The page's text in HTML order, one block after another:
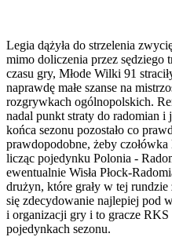
Legia dążyła do strzelenia
mimo doliczenia przez sędziego
czasu gry, Młode Wilki 91
naprawdę małe szanse na
rozgrywkach ogólnopolskich.
nadal punkt straty do radomian i
końca sezonu pozostało co
prawdopodobne, żeby
licząc pojedynku Polonia -
ewentualnie Wisła Płock-
drużyn, które grały w tej
się zdecydowanie najlepiej pod
i organizacji gry i to gracze
pojedynkach sezonu.